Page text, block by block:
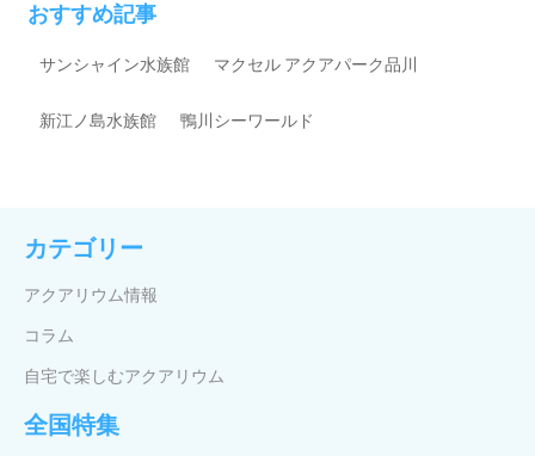
おすすめ記事
サンシャイン水族館 マクセル アクアパーク品川
新江ノ島水族館 鴨川シーワールド
カテゴリー
アクアリウム情報
コラム
自宅で楽しむアクアリウム
全国特集